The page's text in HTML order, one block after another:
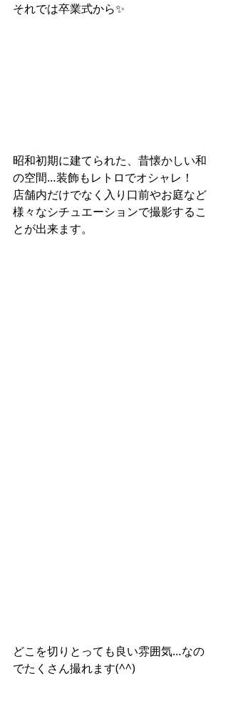
それでは卒業式から✨
​昭和初期に建てられた、昔懐かしい和
の空間…装飾もレトロでオシャレ！
店舗内だけでなく入り口前やお庭など
様々なシチュエーションで撮影するこ
とが出来ます。
どこを切りとっても良い雰囲気…なの
でたくさん撮れます(^^)